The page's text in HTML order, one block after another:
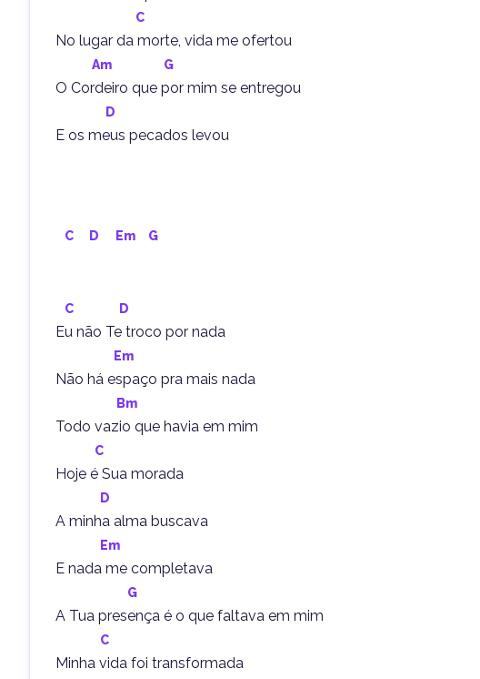
C
No lugar da morte, vida me ofertou
Am G
O Cordeiro que por mim se entregou
D
E os meus pecados levou
C D Em G
C D
Eu não Te troco por nada
Em
Não há espaço pra mais nada
Bm
Todo vazio que havia em mim
C
Hoje é Sua morada
D
A minha alma buscava
Em
E nada me completava
G
A Tua presença é o que faltava em mim
C
Minha vida foi transformada